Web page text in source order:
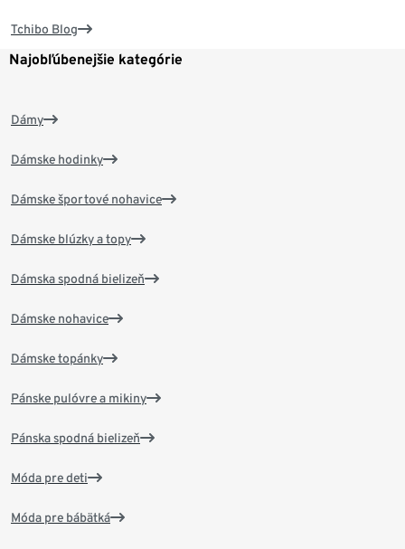
Tchibo Blog
Najobľúbenejšie kategórie
Dámy
Dámske hodinky
Dámske športové nohavice
Dámske blúzky a topy
Dámska spodná bielizeň
Dámske nohavice
Dámske topánky
Pánske pulóvre a mikiny
Pánska spodná bielizeň
Móda pre deti
Móda pre bábätká